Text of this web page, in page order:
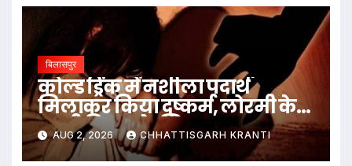
बिलासपुर
कोल्ड ड्रिंक में नशीला पदार्थ
मिलाकर किया दुष्कर्म, लोरमी के
नामी बिल्डर के खिलाफ मामला
दर्जAUG 2, 2026 CHHATTISGARH KRANTI